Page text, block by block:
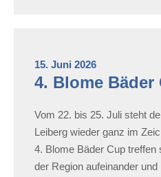
15. Juni 2026
4. Blome Bäder
Vom 22. bis 25. Juli steht
Leiberg wieder ganz im
4. Blome Bäder Cup
der Region aufeinander